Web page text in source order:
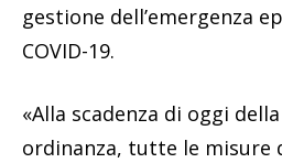
gestione dell’emergenza
COVID-19.
«Alla scadenza di oggi
ordinanza, tutte le misure